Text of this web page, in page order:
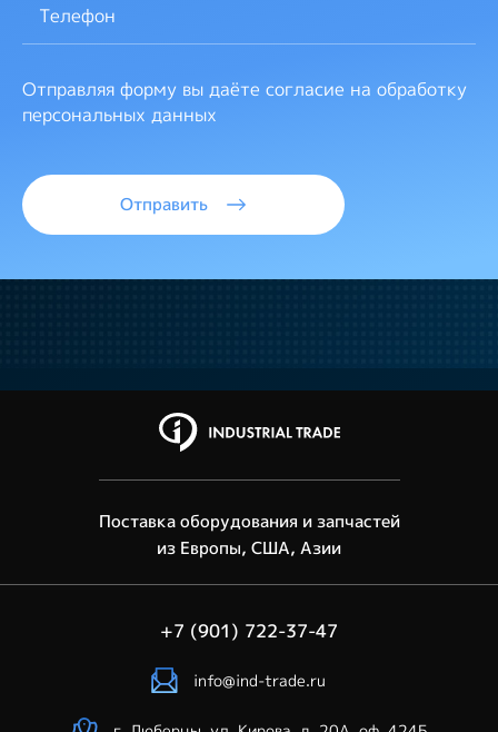
Отправляя форму вы даёте согласие на обработку
персональных данных
Отправить
Поставка оборудования и запчастей
из Европы, США, Азии
+7 (901) 722-37-47
info@ind-trade.ru